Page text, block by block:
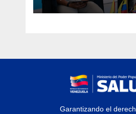
Garantizando el